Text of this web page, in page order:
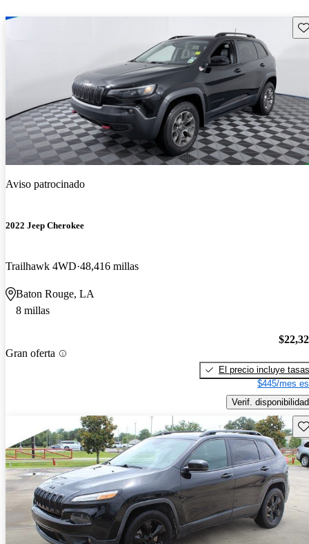
Aviso patrocinado
2022 Jeep Cherokee
Trailhawk 4WD 48,416 millas
Baton Rouge, LA
8 millas
Gran oferta
El precio incluye tasas
$445/mes
Verif. disponibilidad